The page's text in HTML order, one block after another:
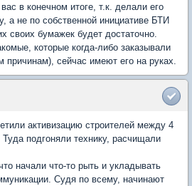
в конечном итоге, т.к. делали его
а не по собственной инициативе БТИ
своих бумажек будет достаточно.
которые когда-либо заказывали
причинам), сейчас имеют его на руках.
активизацию строителей между 4
Туда подгоняли технику, расчищали
начали что-то рыть и укладывать
Судя по всему, начинают